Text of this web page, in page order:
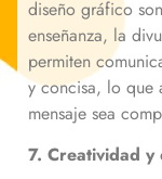
diseño gráfico
enseñanza, la
permiten
y concisa, lo que
mensaje sea
7. Creatividad y